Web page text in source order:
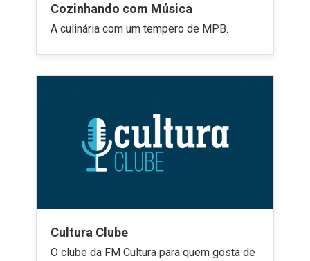
Cozinhando com Música
A culinária com um tempero de MPB.
Cultura Clube
O clube da FM Cultura para quem gosta de